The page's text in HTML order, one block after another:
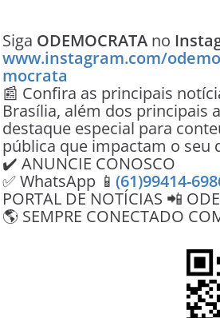
Siga ODEMOCRATA no
www.instagram.com/
mocrata
📰 Confira as principais
Brasília, além dos principais
destaque especial para
pública que impactam o seu
✔️ ANUNCIE CONOSCO
✅ WhatsApp 📱 (61)99414-
PORTAL DE NOTÍCIAS 📲
🌎 SEMPRE CONECTADO